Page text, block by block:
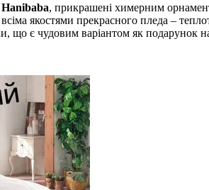
Hanibaba, прикрашені химерним
якостями прекрасного пледа –
що є чудовим варіантом як подарунок